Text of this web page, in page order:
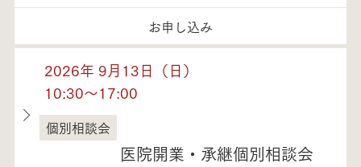
お申し込み
2026年 9月13日（日）
10:30～17:00
兵庫県
個別相談会
医院開業・承継個別相談会